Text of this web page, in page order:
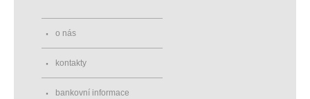
o nás
kontakty
bankovní informace